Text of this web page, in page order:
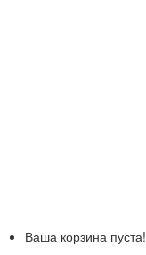
Ваша корзина пуста!